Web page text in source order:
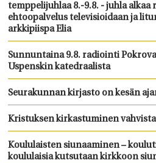
temppelijuhlaa 8.-9.8. - juhla alkaa
ehtoopalvelus televisioidaan ja
arkkipiispa Elia
Sunnuntaina 9.8. radiointi
Uspenskin katedraalista
Seurakunnan kirjasto on kesän
Kristuksen kirkastuminen
Koululaisten siunaaminen –
koululaisia kutsutaan kirkkoon